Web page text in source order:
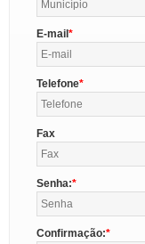
E-mail
Telefone
Fax
Senha:
Confirmação: